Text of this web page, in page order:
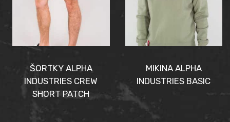
ŠORTKY ALPHA
INDUSTRIES CREW
SHORT PATCH
MIKINA ALPHA
INDUSTRIES BASIC